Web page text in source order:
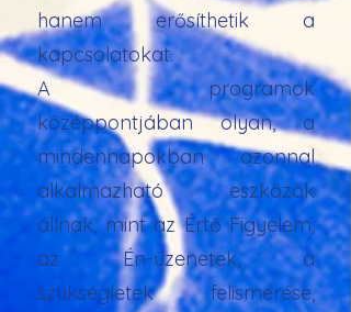
hanem erősíthetik a
kapcsolatokat.
A programok
középpontjában olyan, a
mindennapokban azonnal
alkalmazható eszközök
állnak, mint az Értő Figyelem,
az Én-üzenetek, a
szükségletek felismerése,